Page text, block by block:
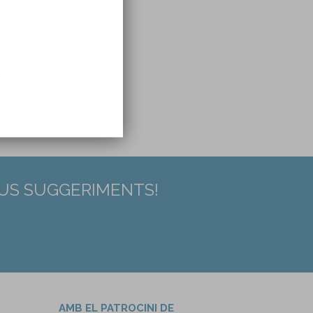
SUGGERIMENTS!
AMB EL PATROCINI DE